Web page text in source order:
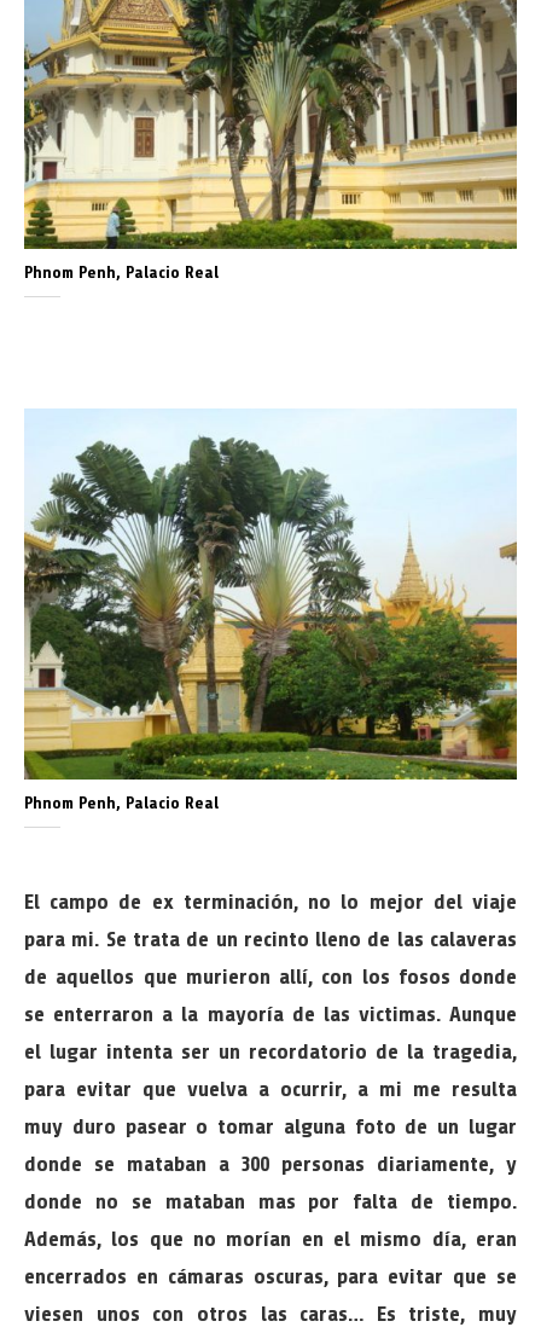
Phnom Penh, Palacio Real
Phnom Penh, Palacio Real
El campo de ex terminación, no lo mejor del viaje
para mi. Se trata de un recinto lleno de las calaveras
de aquellos que murieron allí, con los fosos donde
se enterraron a la mayoría de las victimas. Aunque
el lugar intenta ser un recordatorio de la tragedia,
para evitar que vuelva a ocurrir, a mi me resulta
muy duro pasear o tomar alguna foto de un lugar
donde se mataban a 300 personas diariamente, y
donde no se mataban mas por falta de tiempo.
Además, los que no morían en el mismo día, eran
encerrados en cámaras oscuras, para evitar que se
viesen unos con otros las caras… Es triste, muy